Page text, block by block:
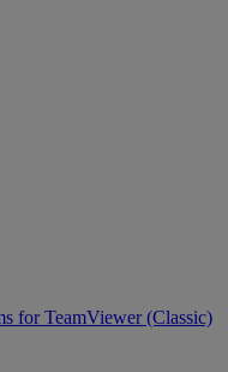
for TeamViewer (Classic)